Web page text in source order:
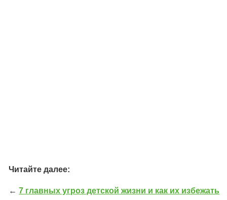
Читайте далее:
←7 главных угроз детской жизни и как их избежать